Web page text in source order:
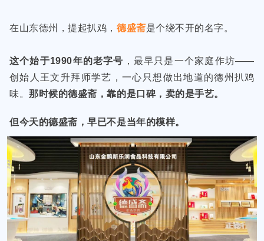
在山东德州，提起扒鸡， 德盛斋是个绕不开的名字。
这个始于1990年的老字号 ，最早只是一个家庭作坊——
创始人王文升拜师学艺，一心只想做出地道的德州扒鸡
味。那时候的德盛斋，靠的是口碑，卖的是手艺。
但今天的德盛斋，早已不是当年的模样。